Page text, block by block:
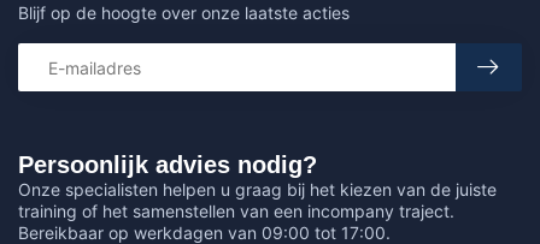
Persoonlijk advies nodig?
Onze specialisten helpen u graag bij het kiezen van de juiste
training of het samenstellen van een incompany traject.
Bereikbaar op werkdagen van 09:00 tot 17:00.
Blijf op de hoogte over onze laatste acties